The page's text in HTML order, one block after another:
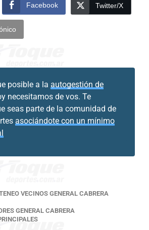
Facebook Twitter/X
posible a la autogestión de
necesitamos de vos. Te
seas parte de la comunidad de
asociándote con un mínimo
VECINOS GENERAL CABRERA
GENERAL CABRERA